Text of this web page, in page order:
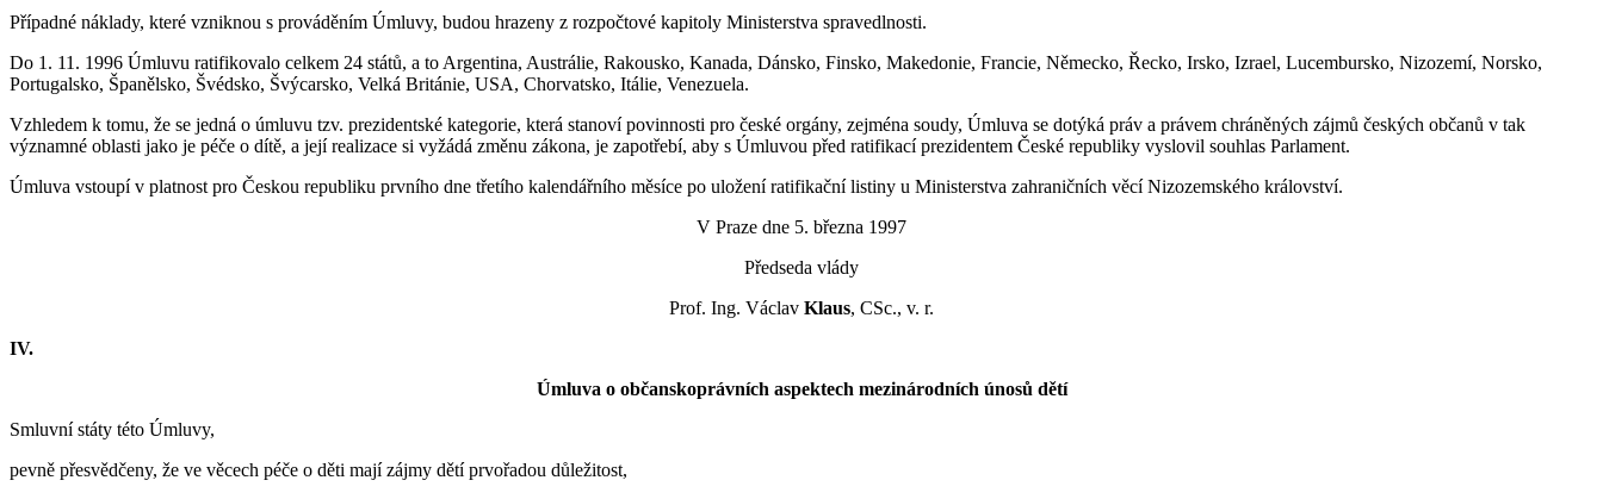
Případné náklady, které vzniknou s prováděním Úmluvy, budou hrazeny z rozpočtové kapitoly Ministerstva spravedlnosti.
Do 1. 11. 1996 Úmluvu ratifikovalo celkem 24 států, a to Argentina, Austrálie, Rakousko, Kanada, Dánsko, Finsko, Makedonie, Francie, Německo, Řecko, Irsko, Izrael, Lucembursko, Nizozemí, Norsko,
Portugalsko, Španělsko, Švédsko, Švýcarsko, Velká Británie, USA, Chorvatsko, Itálie, Venezuela.
Vzhledem k tomu, že se jedná o úmluvu tzv. prezidentské kategorie, která stanoví povinnosti pro české orgány, zejména soudy, Úmluva se dotýká práv a právem chráněných zájmů českých občanů v tak
významné oblasti jako je péče o dítě, a její realizace si vyžádá změnu zákona, je zapotřebí, aby s Úmluvou před ratifikací prezidentem České republiky vyslovil souhlas Parlament.
Úmluva vstoupí v platnost pro Českou republiku prvního dne třetího kalendářního měsíce po uložení ratifikační listiny u Ministerstva zahraničních věcí Nizozemského království.
V Praze dne 5. března 1997
Předseda vlády
Prof. Ing. Václav Klaus, CSc., v. r.
IV.
Úmluva o občanskoprávních aspektech mezinárodních únosů dětí
Smluvní státy této Úmluvy,
pevně přesvědčeny, že ve věcech péče o děti mají zájmy dětí prvořadou důležitost,